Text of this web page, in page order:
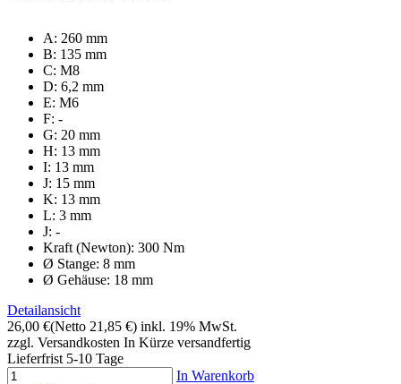
A: 260 mm
B: 135 mm
C: M8
D: 6,2 mm
E: M6
F: -
G: 20 mm
H: 13 mm
I: 13 mm
J: 15 mm
K: 13 mm
L: 3 mm
J: -
Kraft (Newton): 300 Nm
Ø Stange: 8 mm
Ø Gehäuse: 18 mm
Detailansicht
26,00 €(Netto 21,85 €) inkl. 19% MwSt.
zzgl. Versandkosten In Kürze versandfertig
Lieferfrist 5-10 Tage
In Warenkorb